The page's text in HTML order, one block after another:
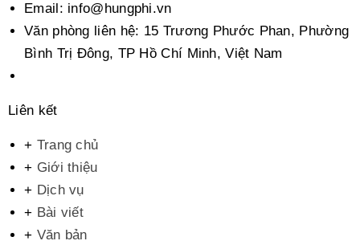
Email: info@hungphi.vn
Văn phòng liên hệ: 15 Trương Phước Phan, Phường
Bình Trị Đông, TP Hồ Chí Minh, Việt Nam
Liên kết
+ Trang chủ
+ Giới thiệu
+ Dịch vụ
+ Bài viết
+ Văn bản